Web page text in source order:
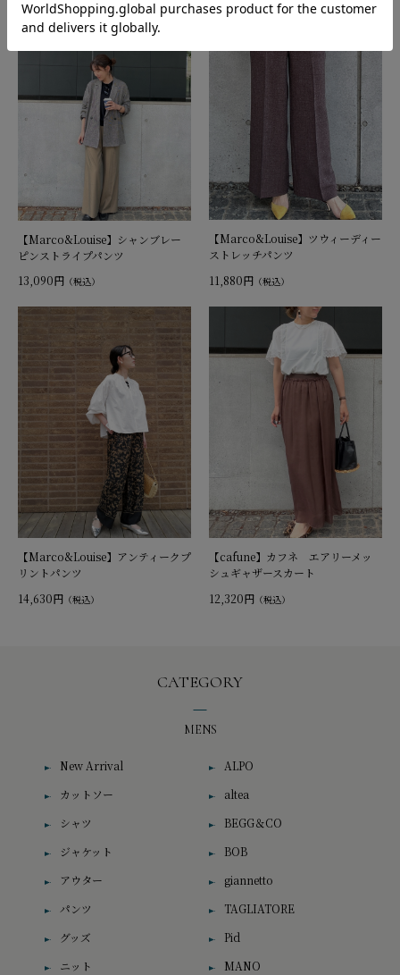
【Marco&Louise】シャンブレー
ピンストライプパンツ
13,090円 （税込）
【Marco&Louise】ツウィーディー
ストレッチパンツ
11,880円 （税込）
【Marco&Louise】アンティークプ
リントパンツ
14,630円 （税込）
【cafune】カフネ エアリーメッ
シュギャザースカート
12,320円 （税込）
CATEGORY
MENS
New Arrival
カットソー
シャツ
ジャケット
アウター
パンツ
グッズ
ニット
ALPO
altea
BEGG＆CO
BOB
giannetto
TAGLIATORE
Pid
MANO